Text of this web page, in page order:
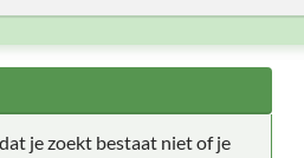
je zoekt bestaat niet of je